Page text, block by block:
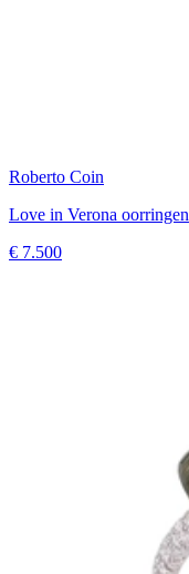
Roberto Coin
Love in Verona oorringen
€ 7.500